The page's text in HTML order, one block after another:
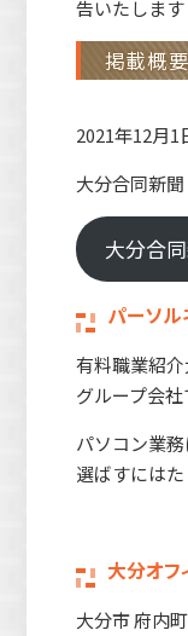
告いたします
掲載概要
2021年12月1
大分合同新聞
大分合
パーソル
有料職業紹
グループ会社
パソコン業
選ばすには
大分オフ
大分市 府内